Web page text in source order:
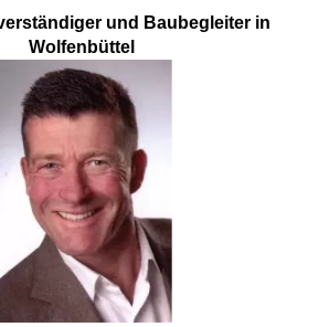
und Baubegleiter in
Wolfenbüttel